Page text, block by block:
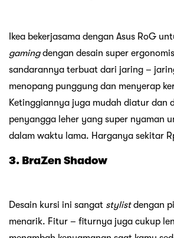
Ikea bekerjasama dengan Asus RoG
gamingdengan desain super
sandarannya terbuat dari jaring –
menopang punggung dan menyerap
Ketinggiannya juga mudah diatur dan
penyangga leher yang super nyaman
dalam waktu lama. Harganya sekitar
3. BraZen Shadow
Desain kursi ini sangat stylistdengan
menarik. Fitur – fiturnya juga cukup